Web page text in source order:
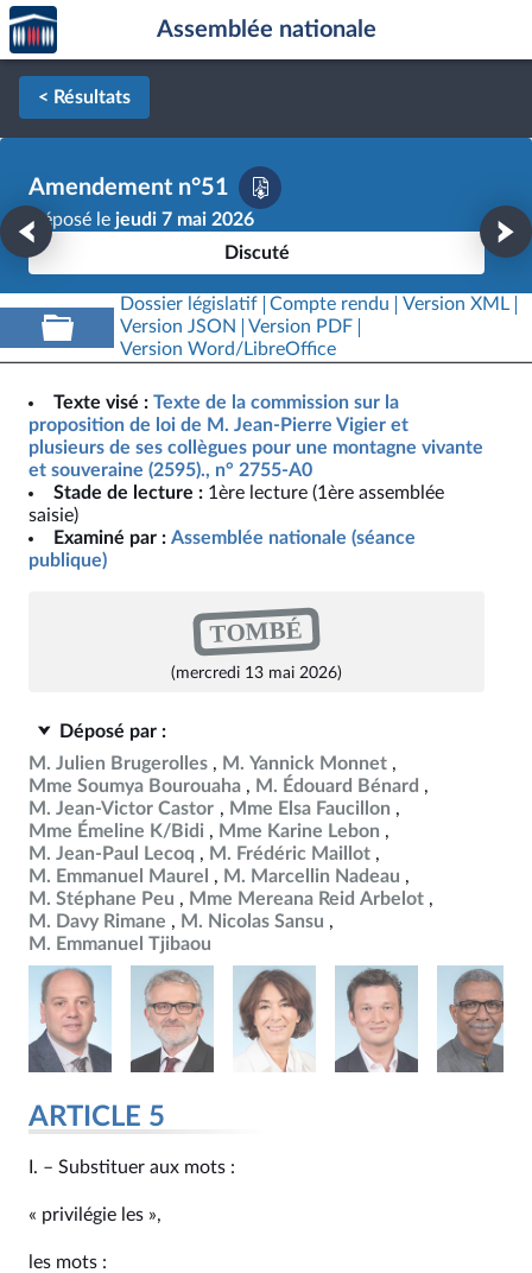
Aller au contenu
Aller en bas de la page
Accèder
à la
page
d'accueil
Assemblée nationale
< Résultats
Amendement n°51
Déposé le jeudi 7 mai 2026
Discuté
Dossier législatif Compte rendu
Version XML
Version JSON
Version PDF
Version Word/LibreOffice
Texte visé : Texte de la commission sur la
proposition de loi de M. Jean-Pierre Vigier et
plusieurs de ses collègues pour une montagne vivante
et souveraine (2595)., n° 2755-A0
Stade de lecture : 1ère lecture (1ère assemblée
saisie)
Examiné par : Assemblée nationale (séance
publique)
TOMBÉ
(mercredi 13 mai 2026)
Déposé par :
M. Julien Brugerolles
M. Yannick Monnet
Mme Soumya Bourouaha
M. Édouard Bénard
M. Jean-Victor Castor
Mme Elsa Faucillon
Mme Émeline K/Bidi
Mme Karine Lebon
M. Jean-Paul Lecoq
M. Frédéric Maillot
M. Emmanuel Maurel
M. Marcellin Nadeau
M. Stéphane Peu
Mme Mereana Reid Arbelot
M. Davy Rimane
M. Nicolas Sansu
M. Emmanuel Tjibaou
ARTICLE 5
I. – Substituer aux mots :
« privilégie les »,
les mots :